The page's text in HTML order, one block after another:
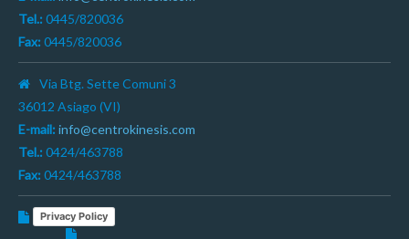
Tel.: 0445/820036
Fax: 0445/820036
Via Btg. Sette Comuni 3
36012 Asiago (VI)
E-mail: info@centrokinesis.com
Tel.: 0424/463788
Fax: 0424/463788
Privacy Policy